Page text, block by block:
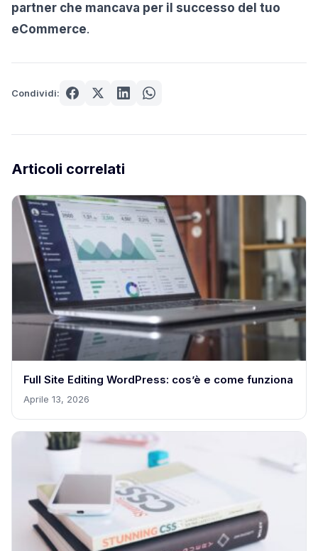
partner che mancava per il successo del tuo
eCommerce.
Condividi:
Articoli correlati
Full Site Editing WordPress: cos’è e come funziona
Aprile 13, 2026